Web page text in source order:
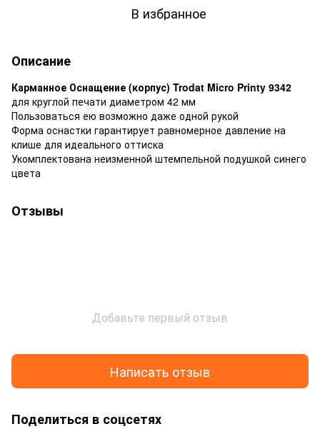
В избранное
Описание
Карманное Оснащение (корпус) Trodat Micro Printy 9342
для круглой печати диаметром 42 мм
Пользоваться ею возможно даже одной рукой
Форма оснастки гарантирует равномерное давление на
клише для идеального оттиска
Укомплектована неизменной штемпельной подушкой синего
цвета
Отзывы
Добавьте первый отзыв
Написать отзыв
Поделиться в соцсетях